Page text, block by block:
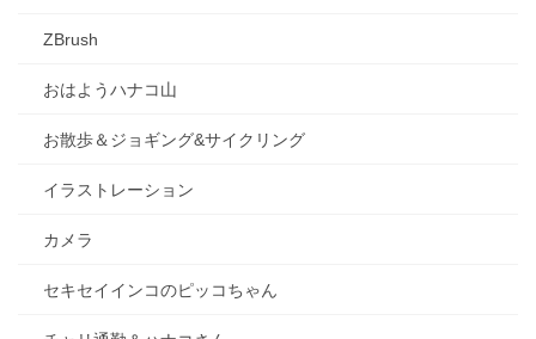
ZBrush
おはようハナコ山
お散歩＆ジョギング&サイクリング
イラストレーション
カメラ
セキセイインコのピッコちゃん